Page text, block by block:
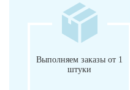
Выполняем заказы от 1
штуки